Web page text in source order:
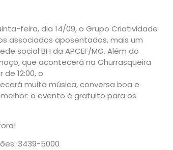
feira, dia 14/09, o Grupo Criatividade
associados aposentados, mais um
social BH da APCEF/MG. Além do
que acontecerá na Churrasqueira
12:00, o
muita música, conversa boa e
o evento é gratuito para os
3439-5000